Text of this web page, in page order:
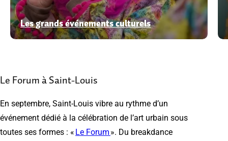
Les grands événements culturels
Le Forum à Saint-Louis
En septembre, Saint-Louis vibre au rythme d’un
événement dédié à la célébration de l’art urbain sous
toutes ses formes : « Le Forum ». Du breakdance